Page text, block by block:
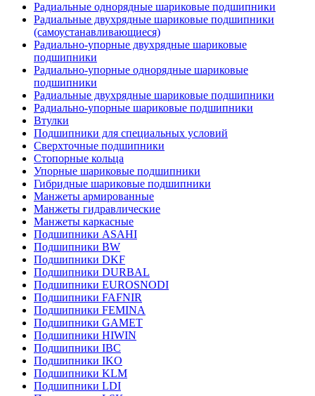
Радиальные однорядные шариковые подшипники
Радиальные двухрядные шариковые подшипники
(самоустанавливающиеся)
Радиально-упорные двухрядные шариковые
подшипники
Радиально-упорные однорядные шариковые
подшипники
Радиальные двухрядные шариковые подшипники
Радиально-упорные шариковые подшипники
Втулки
Подшипники для специальных условий
Сверхточные подшипники
Стопорные кольца
Упорные шариковые подшипники
Гибридные шариковые подшипники
Манжеты армированные
Манжеты гидравлические
Манжеты каркасные
Подшипники ASAHI
Подшипники BW
Подшипники DKF
Подшипники DURBAL
Подшипники EUROSNODI
Подшипники FAFNIR
Подшипники FEMINA
Подшипники GAMET
Подшипники HIWIN
Подшипники IBC
Подшипники IKO
Подшипники KLM
Подшипники LDI